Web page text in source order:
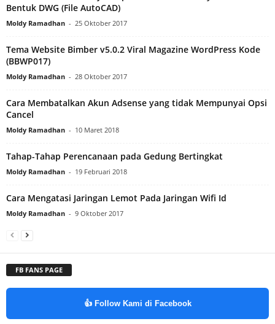
Bentuk DWG (File AutoCAD)
Moldy Ramadhan - 25 Oktober 2017
Tema Website Bimber v5.0.2 Viral Magazine WordPress Kode
(BBWP017)
Moldy Ramadhan - 28 Oktober 2017
Cara Membatalkan Akun Adsense yang tidak Mempunyai Opsi
Cancel
Moldy Ramadhan - 10 Maret 2018
Tahap-Tahap Perencanaan pada Gedung Bertingkat
Moldy Ramadhan - 19 Februari 2018
Cara Mengatasi Jaringan Lemot Pada Jaringan Wifi Id
Moldy Ramadhan - 9 Oktober 2017
FB FANS PAGE
👍 Follow Kami di Facebook